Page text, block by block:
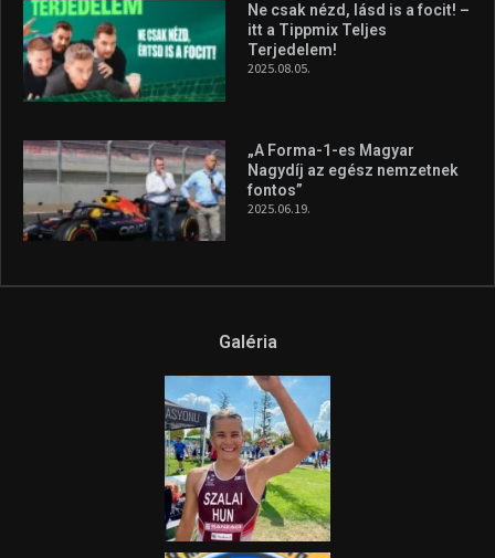
Ne csak nézd, lásd is a focit! –
itt a Tippmix Teljes
Terjedelem!
2025.08.05.
„A Forma-1-es Magyar
Nagydíj az egész nemzetnek
fontos”
2025.06.19.
Galéria